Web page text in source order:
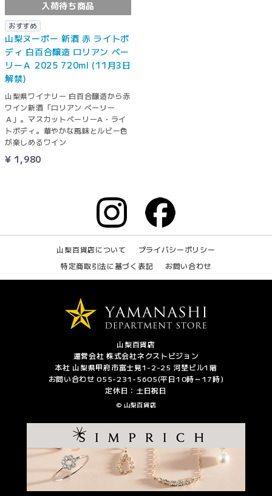
入荷待ち商品
おすすめ
山梨ヌーボー 新酒 赤 ライトボ
ディ 白百合醸造 ロリアン ベー
リーＡ 2025 720ml (11月3日
解禁)
山梨県ワイナリー 白百合醸造から赤
ワイン新酒「ロリアン ベーリー
Ａ」。マスカットベーリーA・ライ
トボディ。華やかな風味とルビー色
が楽しめるワイン
¥ 1,980
山梨百貨店について
プライバシーポリシー
特定商取引法に基づく表記
お問い合わせ
山梨百貨店
運営会社 株式会社ネクストビジョン
本社 山梨県甲府市富士見1-2-25 河埜ビル1階
お問い合わせ 055-231-5605(平日10時～17時)
定休日：土日祝日
© 山梨百貨店